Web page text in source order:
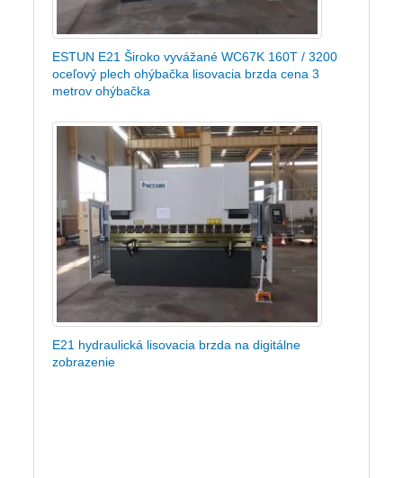
ESTUN E21 Široko vyvážané WC67K 160T / 3200
oceľový plech ohýbačka lisovacia brzda cena 3
metrov ohýbačka
E21 hydraulická lisovacia brzda na digitálne
zobrazenie